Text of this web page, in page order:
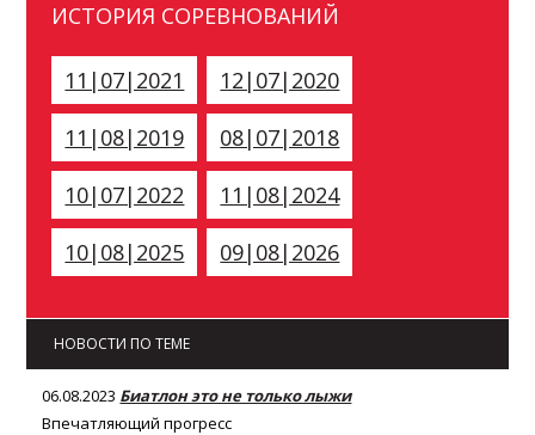
ИСТОРИЯ СОРЕВНОВАНИЙ
11|07|2021
12|07|2020
11|08|2019
08|07|2018
10|07|2022
11|08|2024
10|08|2025
09|08|2026
НОВОСТИ ПО ТЕМЕ
06.08.2023 Биатлон это не только лыжи
Впечатляющий прогресс